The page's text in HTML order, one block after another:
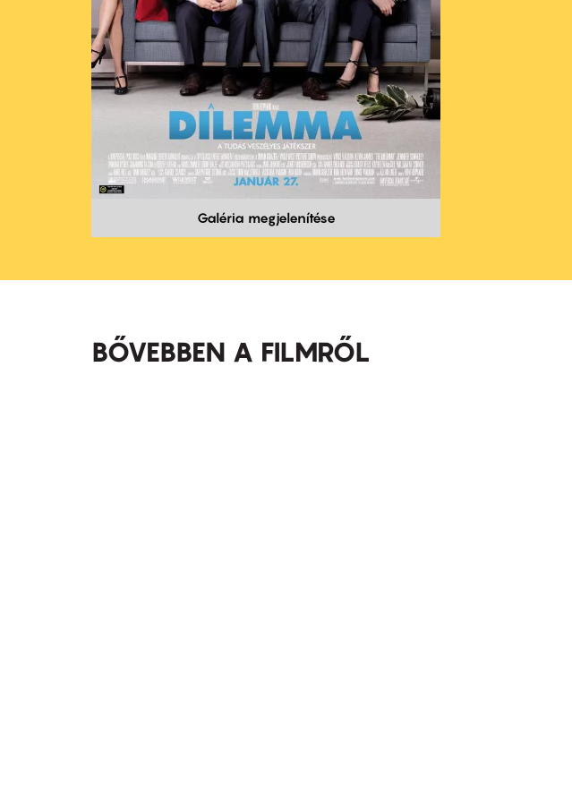
Galéria megjelenítése
BŐVEBBEN A FILMRŐL